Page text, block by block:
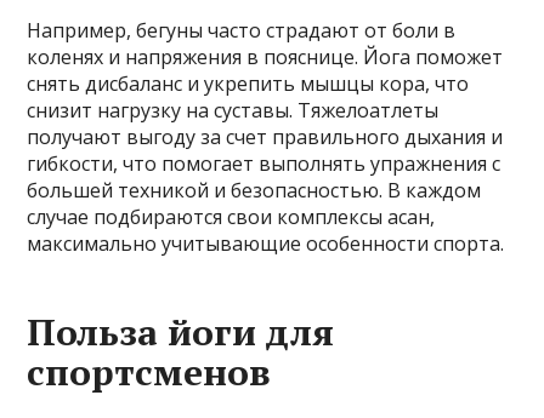
Например, бегуны часто страдают от боли в
коленях и напряжения в пояснице. Йога поможет
снять дисбаланс и укрепить мышцы кора, что
снизит нагрузку на суставы. Тяжелоатлеты
получают выгоду за счет правильного дыхания и
гибкости, что помогает выполнять упражнения с
большей техникой и безопасностью. В каждом
случае подбираются свои комплексы асан,
максимально учитывающие особенности спорта.
Польза йоги для
спортсменов